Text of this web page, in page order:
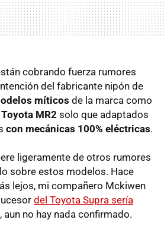
cobrando fuerza rumores
del fabricante nipón de
míticos de la marca como
MR2 solo que adaptados
con mecánicas 100% eléctricas.
ligeramente de otros rumores
sobre estos modelos. Hace
lejos, mi compañero Mckiwen
del Toyota Supra sería
aun no hay nada confirmado.